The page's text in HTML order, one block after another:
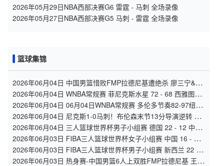
2026年05月29日NBA西部决赛G6 雷霆 - 马刺 全场录像
2026年05月27日NBA西部决赛G5 马刺 - 雷霆 全场录像
篮球集锦
2026年06月04日 中国男篮惜败FMP拉德尼基遭绝杀 廖三宁&庞
峥麟同砍17分
2026年06月04日 WNBA常规赛 菲尼克斯水星 72 - 68 西雅图风
暴 全场集锦
2026年06月04日 06月04日WNBA常规赛 多伦多节奏82-97纽约
自由人 全场集锦
2026年06月04日 尼克斯1-0马刺！布伦森末节13分导演逆转 文
班21中6&6失误！
2026年06月04日 三人篮球世界杯男子小组赛 德国 22 - 12 中国
全场集锦
2026年06月03日 FIBA三人篮球世界杯女子小组赛 中国 16 - 21
拉脱维亚 集锦
2026年06月03日 FIBA三人篮球世界杯男子小组赛 新西兰 22 -
19 中国 集锦
2026年06月03日 热身赛-中国男篮6人上双胜FMP拉德尼基 王俊